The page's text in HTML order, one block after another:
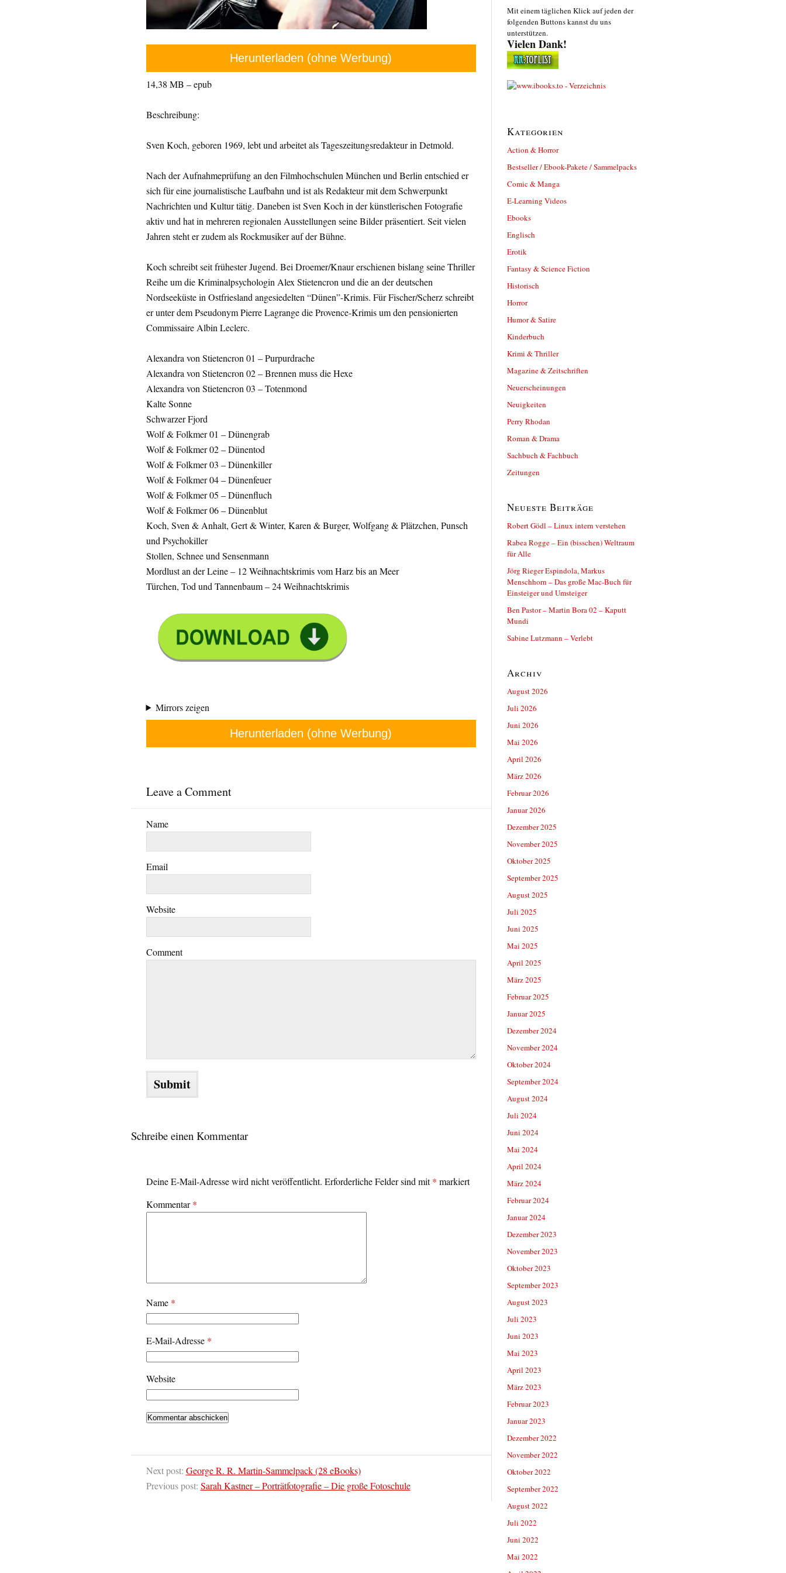
Herunterladen (ohne Werbung)
14,38 MB – epub
Beschreibung:
Sven Koch, geboren 1969, lebt und arbeitet als Tageszeitungsredakteur in Detmold.
Nach der Aufnahmeprüfung an den Filmhochschulen München und Berlin entschied er
sich für eine journalistische Laufbahn und ist als Redakteur mit dem Schwerpunkt
Nachrichten und Kultur tätig. Daneben ist Sven Koch in der künstlerischen Fotografie
aktiv und hat in mehreren regionalen Ausstellungen seine Bilder präsentiert. Seit vielen
Jahren steht er zudem als Rockmusiker auf der Bühne.
Koch schreibt seit frühester Jugend. Bei Droemer/Knaur erschienen bislang seine Thriller
Reihe um die Kriminalpsychologin Alex Stietencron und die an der deutschen
Nordseeküste in Ostfriesland angesiedelten “Dünen”-Krimis. Für Fischer/Scherz schreibt
er unter dem Pseudonym Pierre Lagrange die Provence-Krimis um den pensionierten
Commissaire Albin Leclerc.
Alexandra von Stietencron 01 – Purpurdrache
Alexandra von Stietencron 02 – Brennen muss die Hexe
Alexandra von Stietencron 03 – Totenmond
Kalte Sonne
Schwarzer Fjord
Wolf & Folkmer 01 – Dünengrab
Wolf & Folkmer 02 – Dünentod
Wolf & Folkmer 03 – Dünenkiller
Wolf & Folkmer 04 – Dünenfeuer
Wolf & Folkmer 05 – Dünenfluch
Wolf & Folkmer 06 – Dünenblut
Koch, Sven & Anhalt, Gert & Winter, Karen & Burger, Wolfgang & Plätzchen, Punsch
und Psychokiller
Stollen, Schnee und Sensenmann
Mordlust an der Leine – 12 Weihnachtskrimis vom Harz bis an Meer
Türchen, Tod und Tannenbaum – 24 Weihnachtskrimis
Mirrors zeigen
Herunterladen (ohne Werbung)
Leave a Comment
Name
Email
Website
Comment
Schreibe einen Kommentar
Deine E-Mail-Adresse wird nicht veröffentlicht. Erforderliche Felder sind mit* markiert
Kommentar*
Name *
E-Mail-Adresse *
Website
Next post: George R. R. Martin-Sammelpack (28 eBooks)
Previous post: Sarah Kastner – Porträtfotografie – Die große Fotoschule
Mit einem täglichen Klick auf jeden der
folgenden Buttons kannst du uns
unterstützen.
Vielen Dank!
Kategorien
Action & Horror
Bestseller / Ebook-Pakete / Sammelpacks
Comic & Manga
E-Learning Videos
Ebooks
Englisch
Erotik
Fantasy & Science Fiction
Historisch
Horror
Humor & Satire
Kinderbuch
Krimi & Thriller
Magazine & Zeitschriften
Neuerscheinungen
Neuigkeiten
Perry Rhodan
Roman & Drama
Sachbuch & Fachbuch
Zeitungen
Neueste Beiträge
Robert Gödl – Linux intern verstehen
Rabea Rogge – Ein (bisschen) Weltraum
für Alle
Jörg Rieger Espindola, Markus
Menschhorn – Das große Mac-Buch für
Einsteiger und Umsteiger
Ben Pastor – Martin Bora 02 – Kaputt
Mundi
Sabine Lutzmann – Verlebt
Archiv
August 2026
Juli 2026
Juni 2026
Mai 2026
April 2026
März 2026
Februar 2026
Januar 2026
Dezember 2025
November 2025
Oktober 2025
September 2025
August 2025
Juli 2025
Juni 2025
Mai 2025
April 2025
März 2025
Februar 2025
Januar 2025
Dezember 2024
November 2024
Oktober 2024
September 2024
August 2024
Juli 2024
Juni 2024
Mai 2024
April 2024
März 2024
Februar 2024
Januar 2024
Dezember 2023
November 2023
Oktober 2023
September 2023
August 2023
Juli 2023
Juni 2023
Mai 2023
April 2023
März 2023
Februar 2023
Januar 2023
Dezember 2022
November 2022
Oktober 2022
September 2022
August 2022
Juli 2022
Juni 2022
Mai 2022